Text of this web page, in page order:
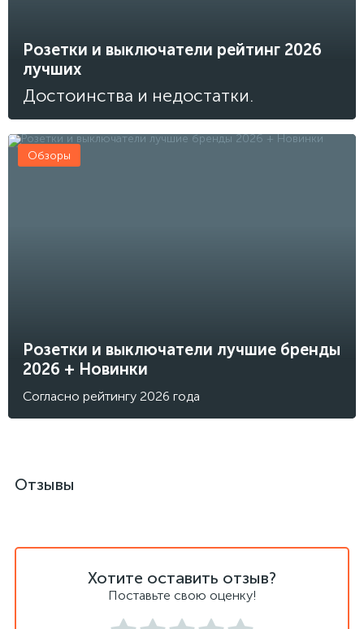
Розетки и выключатели рейтинг 2026
лучших
Достоинства и недостатки.
Розетки и выключатели лучшие бренды
2026 + Новинки
Согласно рейтингу 2026 года
Обзоры
Отзывы
Хотите оставить отзыв?
Поставьте свою оценку!